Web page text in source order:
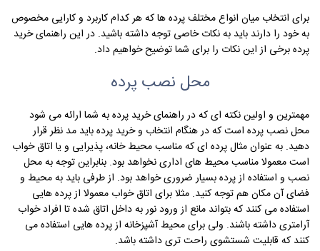
برای انتخاب میان انواع مختلف پرده ها که هر کدام کاربرد و کارایی مخصوص
به خود را دارند باید به نکات خاصی توجه داشته باشید. در این راهنمای خرید
پرده برخی از این نکات را برای شما توضیح خواهیم داد.
محل نصب پرده
مهمترین و اولین نکته ای که در راهنمای خرید پرده به شما ارائه می شود
محل نصب پرده است که در هنگام انتخاب و خرید پرده باید مد نظر قرار
دهید. به عنوان مثال پرده ای که مناسب محیط خانه، پذیرایی و یا اتاق خواب
است معمولا مناسب محیط های اداری نخواهد بود. بنابراین توجه به محل
نصب و استفاده از پرده بسیار ضروری خواهد بود. از طرفی باید به محیط و
فضای آن مکان هم توجه کنید. مثلا برای اتاق خواب معمولا از پرده هایی
استفاده می کنند که بتواند مانع از ورود نور به داخل اتاق شده تا افراد خواب
آرامتری داشته باشند. ولی برای محیط آشپزخانه از پرده هایی استفاده می
کنند که قابلیت شستشوی راحت تری داشته باشد.